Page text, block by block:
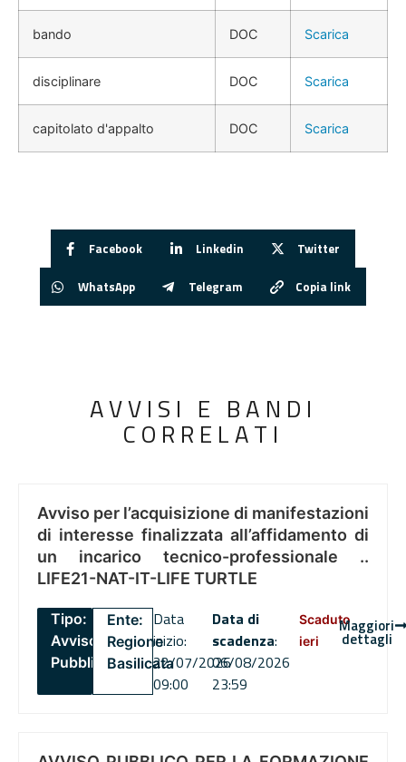
bando DOC Scarica
disciplinare DOC Scarica
capitolato d'appalto DOC Scarica
Facebook Linkedin Twitter
WhatsApp Telegram Copia link
AVVISI E BANDI
CORRELATI
Avviso per l’acquisizione di manifestazioni
di interesse finalizzata all’affidamento di
un incarico tecnico-professionale ..
LIFE21-NAT-IT-LIFE TURTLE
Tipo:
Avviso
Pubblico
Ente:
Regione
Basilicata
Data
inizio:
22/07/2026
09:00
Data di
scadenza:
06/08/2026
23:59
Scaduto
ieri
Maggiori
dettagli